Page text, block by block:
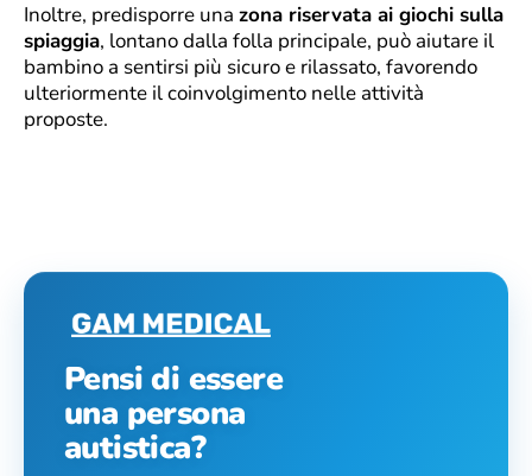
Inoltre, predisporre una zona riservata ai giochi sulla
spiaggia, lontano dalla folla principale, può aiutare il
bambino a sentirsi più sicuro e rilassato, favorendo
ulteriormente il coinvolgimento nelle attività
proposte.
Pensi di essere
una persona
autistica?